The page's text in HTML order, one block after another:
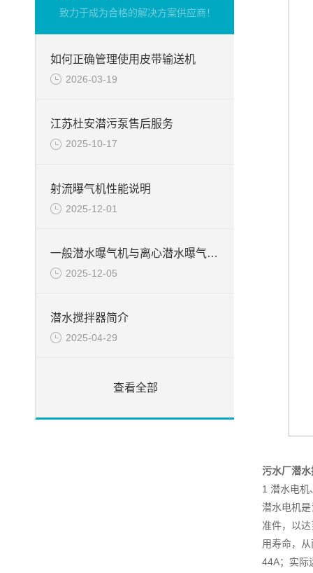
致力于成为合格的解决方案供应商！
如何正确管理使用皮带输送机
2026-03-19
江苏杜安潜污泵售后服务
2025-10-17
射流曝气机性能说明
2025-12-01
一般潜水曝气机与离心潜水曝气机特点的不一样之处
2025-12-05
潜水搅拌器简介
2025-04-29
查看全部
污水厂潜
1 潜水电机
潜水电机
准件，以
用寿命，
44A；实际